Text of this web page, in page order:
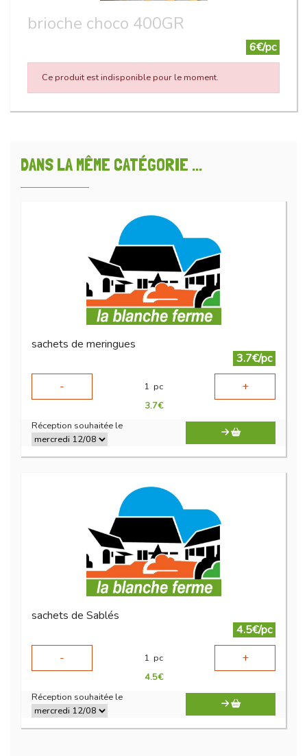
brioche choco 400GR
6€/pc
Ce produit est indisponible pour le moment.
DANS LA MÊME CATÉGORIE ...
sachets de meringues
3.7€/pc
-
1 pc +
3.7€
Réception souhaitée le
sachets de Sablés
4.5€/pc
-
1 pc +
4.5€
Réception souhaitée le